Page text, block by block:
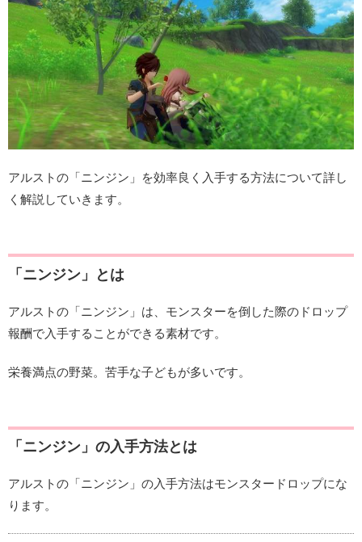
アルストの「ニンジン」を効率良く入手する方法について詳し
く解説していきます。
「ニンジン」とは
アルストの「ニンジン」は、モンスターを倒した際のドロップ
報酬で入手することができる素材です。
栄養満点の野菜。苦手な子どもが多いです。
「ニンジン」の入手方法とは
アルストの「ニンジン」の入手方法はモンスタードロップにな
ります。